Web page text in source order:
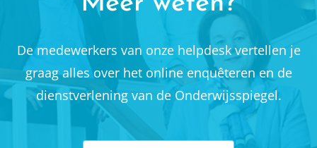
De medewerkers van onze helpdesk vertellen je
graag alles over het online enquêteren en de
dienstverlening van de Onderwijsspiegel.